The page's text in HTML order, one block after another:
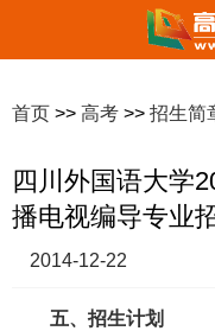
首页 >> 高考 >> 招生简
四川外国语大学
播电视编导专业
2014-12-22
五、招生计划